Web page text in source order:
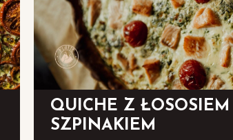
QUICHE Z ŁOSOSIEM I
SZPINAKIEM